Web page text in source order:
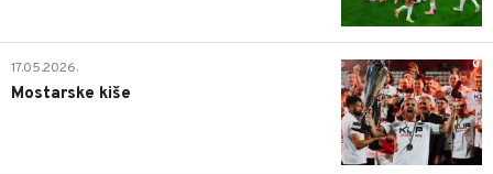
0
17.05.2026.
Mostarske kiše